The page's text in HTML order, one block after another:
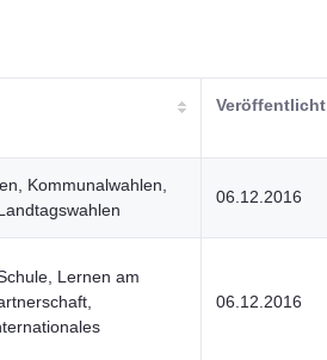
Veröffentlicht
Kommunalwahlen,
06.12.2016
Lernen am
06.12.2016